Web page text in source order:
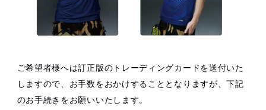
ご希望者様へは訂正版のトレーディングカードを送付いた
しますので、お手数をおかけすることとなりますが、下記
のお手続きをお願いいたします。